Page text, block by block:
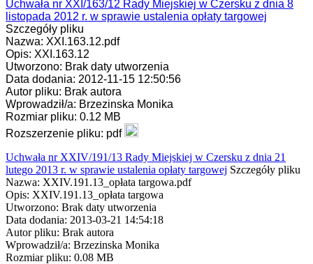
Uchwała nr XXI/163/12 Rady Miejskiej w Czersku z dnia 8
listopada 2012 r. w sprawie ustalenia opłaty targowej
Szczegóły pliku
Nazwa: XXI.163.12.pdf
Opis: XXI.163.12
Utworzono: Brak daty utworzenia
Data dodania: 2012-11-15 12:50:56
Autor pliku: Brak autora
Wprowadził/a: Brzezinska Monika
Rozmiar pliku: 0.12 MB
Rozszerzenie pliku: pdf
Uchwała nr XXIV/191/13 Rady Miejskiej w Czersku z dnia 21
lutego 2013 r. w sprawie ustalenia opłaty targowej Szczegóły pliku
Nazwa: XXIV.191.13_opłata targowa.pdf
Opis: XXIV.191.13_opłata targowa
Utworzono: Brak daty utworzenia
Data dodania: 2013-03-21 14:54:18
Autor pliku: Brak autora
Wprowadził/a: Brzezinska Monika
Rozmiar pliku: 0.08 MB